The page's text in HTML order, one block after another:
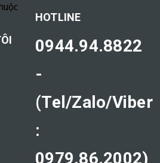
cơ địa mỗi người."
HOTLINE
0944.94.8822
-
(Tel/Zalo/Viber
:
0979.86.2002)